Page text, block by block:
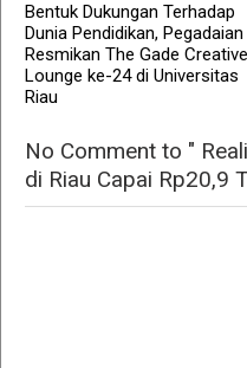
Bentuk Dukungan Terhadap
Dunia Pendidikan, Pegadaian
Resmikan The Gade Creative
Lounge ke-24 di Universitas
Riau
No Comment to "
di Riau Capai Rp20,9